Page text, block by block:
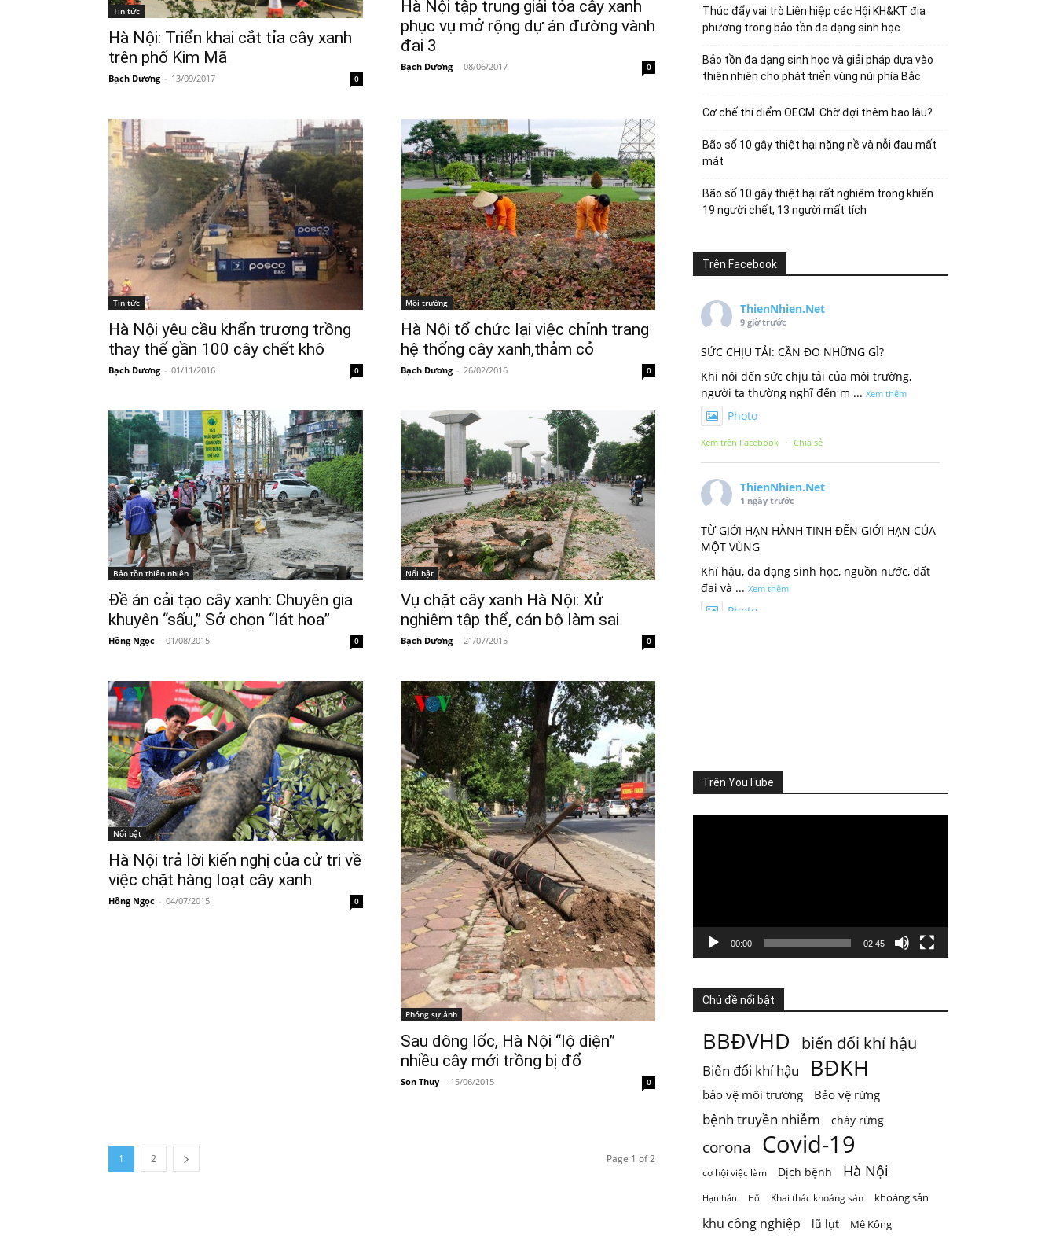
Tin tức
Hà Nội: Triển khai cắt tỉa cây xanh
trên phố Kim Mã
Bạch Dương - 13/09/2017 0
Hà Nội tập trung giải tỏa cây xanh
phục vụ mở rộng dự án đường vành
đai 3
Bạch Dương - 08/06/2017 0
Tin tức
Hà Nội yêu cầu khẩn trương trồng
thay thế gần 100 cây chết khô
Bạch Dương - 01/11/2016 0
Môi trường
Hà Nội tổ chức lại việc chỉnh trang
hệ thống cây xanh,thảm cỏ
Bạch Dương - 26/02/2016 0
Bảo tồn thiên nhiên
Đề án cải tạo cây xanh: Chuyên gia
khuyên “sấu,” Sở chọn “lát hoa”
Hồng Ngọc - 01/08/2015 0
Nổi bật
Vụ chặt cây xanh Hà Nội: Xử
nghiêm tập thể, cán bộ làm sai
Bạch Dương - 21/07/2015 0
Nổi bật
Hà Nội trả lời kiến nghị của cử tri về
việc chặt hàng loạt cây xanh
Hồng Ngọc - 04/07/2015 0
Phóng sự ảnh
Sau dông lốc, Hà Nội “lộ diện”
nhiều cây mới trồng bị đổ
Son Thuy - 15/06/2015 0
1 2 Page 1 of 2
Thúc đẩy vai trò Liên hiệp các Hội KH&KT địa
phương trong bảo tồn đa dạng sinh học
Bảo tồn đa dạng sinh học và giải pháp dựa vào
thiên nhiên cho phát triển vùng núi phía Bắc
Cơ chế thí điểm OECM: Chờ đợi thêm bao lâu?
Bão số 10 gây thiệt hại nặng nề và nỗi đau mất
mát
Bão số 10 gây thiệt hại rất nghiêm trọng khiến
19 người chết, 13 người mất tích
Trên Facebook
ThienNhien.Net
9 giờ trước
SỨC CHỊU TẢI: CẦN ĐO NHỮNG GÌ?
Khi nói đến sức chịu tải của môi trường,
người ta thường nghĩ đến m ... Xem thêm
Photo
Xem trên Facebook · Chia sẻ
ThienNhien.Net
1 ngày trước
TỪ GIỚI HẠN HÀNH TINH ĐẾN GIỚI HẠN CỦA
MỘT VÙNG
Khí hậu, đa dạng sinh học, nguồn nước, đất
đai và ... Xem thêm
Photo
Photo
Xem trên Facebook · Chia sẻ
Nước từ sông được dùng cho sinh hoạt, tưới
ti ...Xem thêm
Xem trên Facebook · Chia sẻ
4 ngày trước
Mai Châu mùa em thơm nếp xôi
Chỉ một câu thơ của Quang Dũng cũng đủ để
đưa Mai Châu trở thành một
Trên YouTube
00:00 02:45
Chủ đề nổi bật
BBĐVHD biến đổi khí hậu
Biến đổi khí hậu BĐKH
bảo vệ môi trường Bảo vệ rừng
bệnh truyền nhiễm cháy rừng
corona Covid-19
cơ hội việc làm Dịch bệnh Hà Nội
Hạn hán Hổ Khai thác khoáng sản khoáng sản
khu công nghiệp lũ lụt Mê Kông